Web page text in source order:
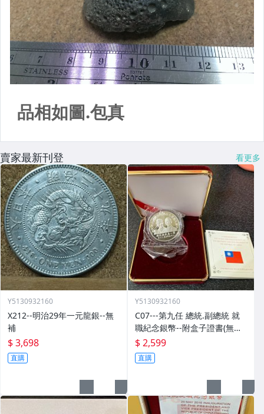
賣家最新刊登 看更多
Y5130932160
X212--明治29年一元龍銀--無
補
$ 3,698
直購
Y5130932160
C07---第九任 總統.副總統 就
職紀念銀幣--附盒子證書(無外
紙盒)
$ 2,599
直購